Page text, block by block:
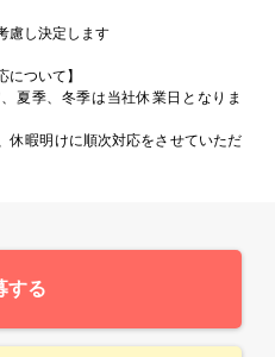
慮し決定します
について】
夏季、冬季は当社休業日となりま
休暇明けに順次対応をさせていただ
する